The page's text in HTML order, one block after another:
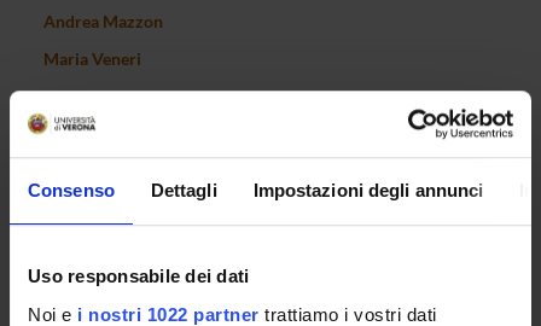
Consenso Dettagli Impostazioni degli annunci
Uso responsabile dei dati
Noi e i nostri 1022 partner trattiamo i vostri dati
Andrea Mazzon
Maria Veneri
SEDUTE E VERBALI
ORGANIZZAZIONE